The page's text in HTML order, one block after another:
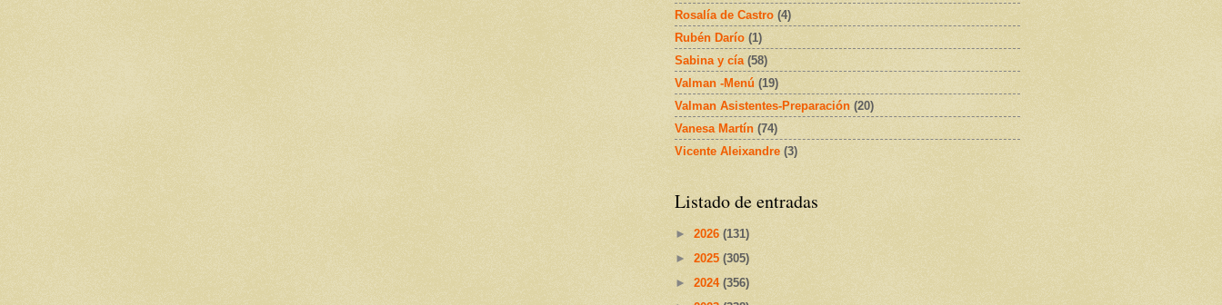
Rosalía de Castro (4)
Rubén Darío (1)
Sabina y cía (58)
Valman -Menú (19)
Valman Asistentes-Preparación (20)
Vanesa Martín (74)
Vicente Aleixandre (3)
Listado de entradas
► 2026 (131)
► 2025 (305)
► 2024 (356)